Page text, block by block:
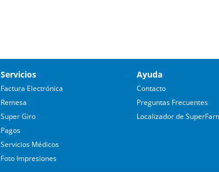
Servicios
Factura Electrónica
Remesa
Super Giro
Pagos
Servicios Médicos
Foto Impresiones
Ayuda
Contacto
Preguntas Frecuentes
Localizador de